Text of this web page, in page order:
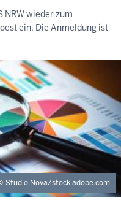
NRW wieder zum
ein. Die Anmeldung ist
Studio Nova/stock.adobe.com